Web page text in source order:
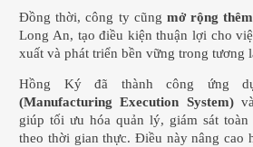
Đồng thời, công ty cũng mở rộng
Long An, tạo điều kiện thuận lợi cho
xuất và phát triển bền vững trong tương
Hồng Ký đã thành công ứng
(Manufacturing Execution System)
giúp tối ưu hóa quản lý, giám sát toàn
theo thời gian thực. Điều này nâng cao